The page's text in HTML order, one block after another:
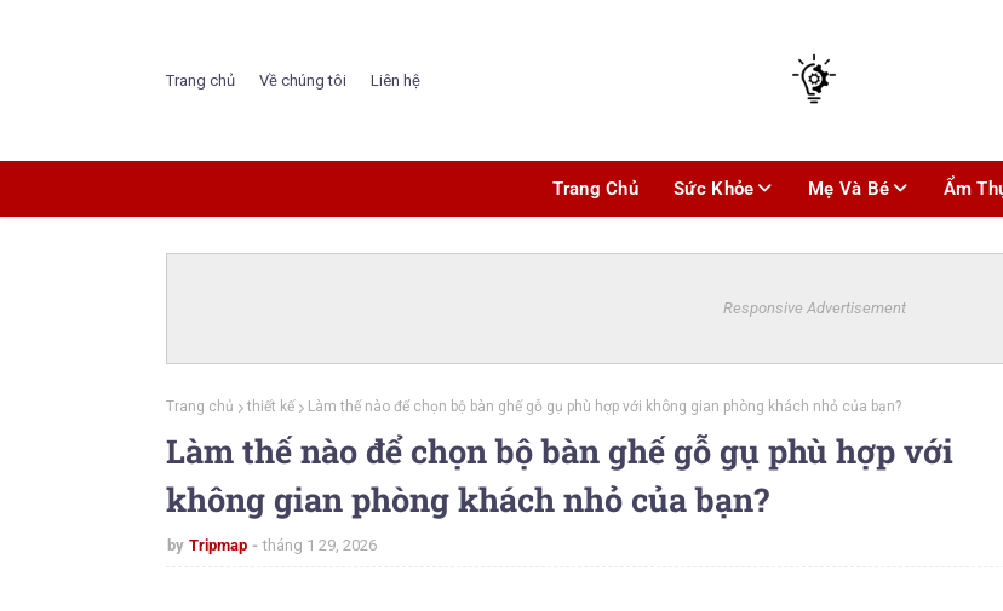
Trang chủ Về chúng tôi Liên hệ
Trang Chủ Sức Khỏe Mẹ Và Bé Ẩm
Responsive Advertisement
Trang chủ thiết kế Làm thế nào để chọn bộ bàn ghế gỗ gụ phù hợp với không gian phòng khách nhỏ của bạn?
Làm thế nào để chọn bộ bàn ghế gỗ gụ phù hợp với
không gian phòng khách nhỏ của bạn?
by Tripmap tháng 1 29, 2026